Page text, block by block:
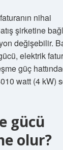
nihai
şirketine
değişebilir.
elektrik
güç
watt (4 kW)
gücü
olur?